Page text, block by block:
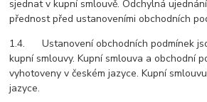
sjednat v kupní smlouvě. Odchylná
přednost před ustanoveními obchodních
1.4. Ustanovení obchodních podmínek
kupní smlouvy. Kupní smlouva a obchodní
vyhotoveny v českém jazyce. Kupní
jazyce.